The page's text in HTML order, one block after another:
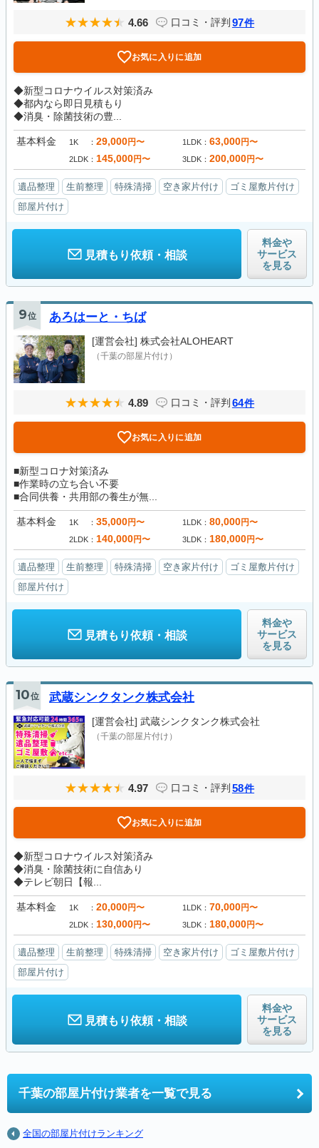
4.66 口コミ・評判 97件
お気に入りに追加
◆新型コロナウイルス対策済み
◆都内なら即日見積もり
◆消臭・除菌技術の豊...
基本料金 1K 29,000円〜 1LDK 63,000円〜
2LDK 145,000円〜 3LDK 200,000円〜
遺品整理 生前整理 特殊清掃 空き家片付け
ゴミ屋敷片付け
部屋片付け
見積もり依頼・相談
料金や
サービス
を見る
9位 あろはーと・ちば
[運営会社] 株式会社ALOHEART
（千葉の部屋片付け）
4.89 口コミ・評判 64件
お気に入りに追加
■新型コロナ対策済み
■作業時の立ち合い不要
■合同供養・共用部の養生が無...
基本料金 1K 35,000円〜 1LDK 80,000円〜
2LDK 140,000円〜 3LDK 180,000円〜
遺品整理 生前整理 特殊清掃 空き家片付け
ゴミ屋敷片付け
部屋片付け
見積もり依頼・相談
料金や
サービス
を見る
10位 武蔵シンクタンク株式会社
[運営会社] 武蔵シンクタンク株式会社
（千葉の部屋片付け）
4.97 口コミ・評判 58件
お気に入りに追加
◆新型コロナウイルス対策済み
◆消臭・除菌技術に自信あり
◆テレビ朝日【報...
基本料金 1K 20,000円〜 1LDK 70,000円〜
2LDK 130,000円〜 3LDK 180,000円〜
遺品整理 生前整理 特殊清掃 空き家片付け
ゴミ屋敷片付け
部屋片付け
見積もり依頼・相談
料金や
サービス
を見る
千葉の部屋片付け業者を一覧で見る
全国の部屋片付けランキング